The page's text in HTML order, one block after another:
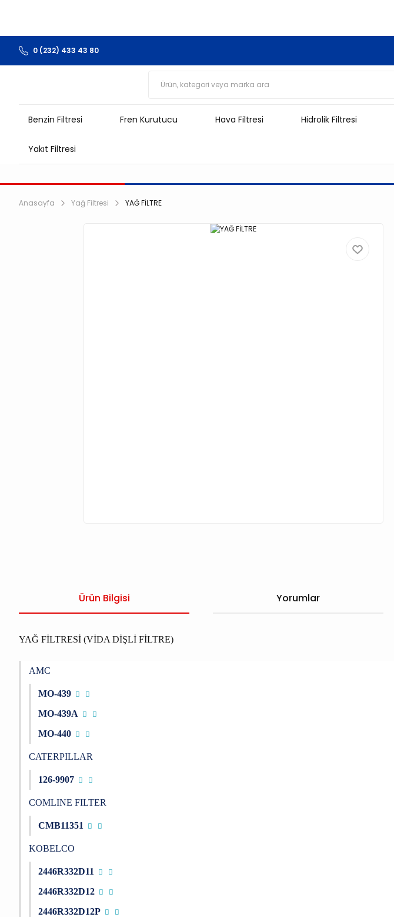
0 (232) 433 43 80
Benzin Filtresi Fren Kurutucu Hava Filtresi Hidrolik Filtresi
Yakıt Filtresi
Anasayfa Yağ Filtresi YAĞ FİLTRE
Ürün Bilgisi Yorumlar
YAĞ FİLTRESİ (VİDA DİŞLİ FİLTRE)
AMC
MO-439
MO-439A
MO-440
CATERPILLAR
126-9907
COMLINE FILTER
CMB11351
KOBELCO
2446R332D11
2446R332D12
2446R332D12P